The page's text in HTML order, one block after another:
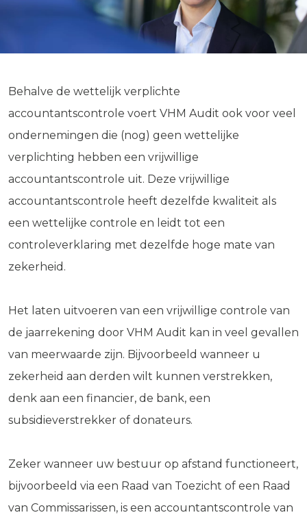
Behalve de wettelijk verplichte
accountantscontrole voert VHM Audit ook voor veel
ondernemingen die (nog) geen wettelijke
verplichting hebben een vrijwillige
accountantscontrole uit. Deze vrijwillige
accountantscontrole heeft dezelfde kwaliteit als
een wettelijke controle en leidt tot een
controleverklaring met dezelfde hoge mate van
zekerheid.
Het laten uitvoeren van een vrijwillige controle van
de jaarrekening door VHM Audit kan in veel gevallen
van meerwaarde zijn. Bijvoorbeeld wanneer u
zekerheid aan derden wilt kunnen verstrekken,
denk aan een financier, de bank, een
subsidieverstrekker of donateurs.
Zeker wanneer uw bestuur op afstand functioneert,
bijvoorbeeld via een Raad van Toezicht of een Raad
van Commissarissen, is een accountantscontrole van